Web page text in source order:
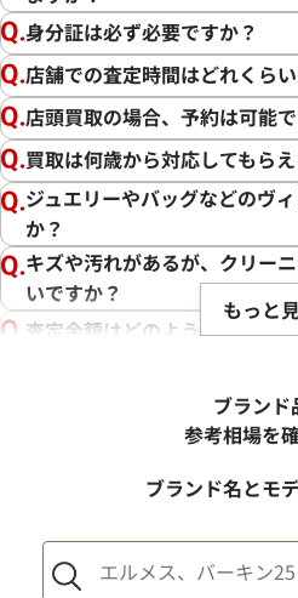
身分証は必ず必要ですか？
店舗での査定時間はどれくら
店頭買取の場合、予約は可能
買取は何歳から対応してもら
ジュエリーやバッグなどのヴ
か？
キズや汚れがあるが、クリー
いですか？
査定金額はどのように決まり
売却するか悩んでいるのです
1点からでも査定できますか？
もっと
ブランド
参考相場を
ブランド名とモ